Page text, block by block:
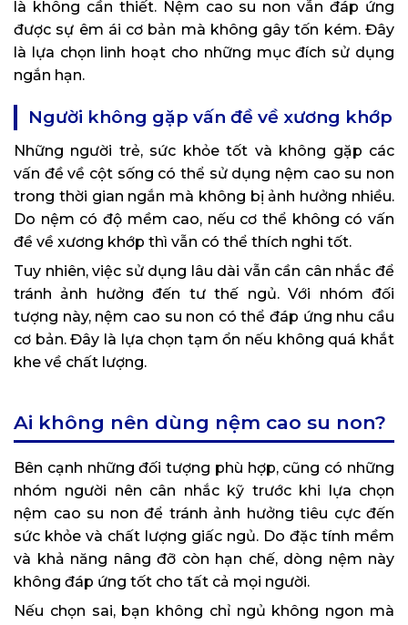
là không cần thiết. Nệm cao su non vẫn đáp ứng
được sự êm ái cơ bản mà không gây tốn kém. Đây
là lựa chọn linh hoạt cho những mục đích sử dụng
ngắn hạn.
Người không gặp vấn đề về xương khớp
Những người trẻ, sức khỏe tốt và không gặp các
vấn đề về cột sống có thể sử dụng nệm cao su non
trong thời gian ngắn mà không bị ảnh hưởng nhiều.
Do nệm có độ mềm cao, nếu cơ thể không có vấn
đề về xương khớp thì vẫn có thể thích nghi tốt.
Tuy nhiên, việc sử dụng lâu dài vẫn cần cân nhắc để
tránh ảnh hưởng đến tư thế ngủ. Với nhóm đối
tượng này, nệm cao su non có thể đáp ứng nhu cầu
cơ bản. Đây là lựa chọn tạm ổn nếu không quá khắt
khe về chất lượng.
Ai không nên dùng nệm cao su non?
Bên cạnh những đối tượng phù hợp, cũng có những
nhóm người nên cân nhắc kỹ trước khi lựa chọn
nệm cao su non để tránh ảnh hưởng tiêu cực đến
sức khỏe và chất lượng giấc ngủ. Do đặc tính mềm
và khả năng nâng đỡ còn hạn chế, dòng nệm này
không đáp ứng tốt cho tất cả mọi người.
Nếu chọn sai, bạn không chỉ ngủ không ngon mà